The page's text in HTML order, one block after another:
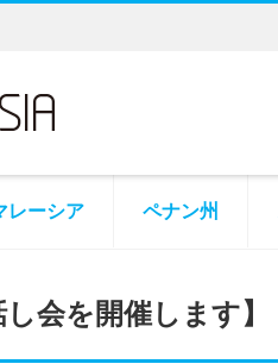
レーシア ペナン州
会を開催します】